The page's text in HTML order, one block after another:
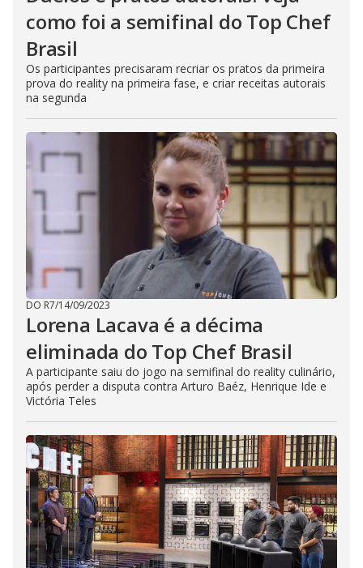
como foi a semifinal do Top Chef
Brasil
Os participantes precisaram recriar os pratos da primeira
prova do reality na primeira fase, e criar receitas autorais
na segunda
DO R7/14/09/2023
Lorena Lacava é a décima
eliminada do Top Chef Brasil
A participante saiu do jogo na semifinal do reality culinário,
após perder a disputa contra Arturo Baéz, Henrique Ide e
Victória Teles